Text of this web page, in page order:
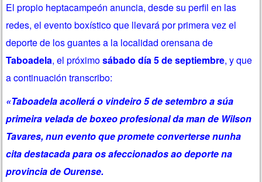
El propio heptacampeón anuncia, desde su perfil en las
redes, el evento boxístico que llevará por primera vez el
deporte de los guantes a la localidad orensana de
Taboadela, el próximosábado día 5 de septiembre, y que
a continuación transcribo:
«Taboadela acollerá o vindeiro 5 de setembro a súa
primeira velada de boxeo profesional da man de Wilson
Tavares, nun evento que promete converterse nunha
cita destacada para os afeccionados ao deporte na
provincia de Ourense.